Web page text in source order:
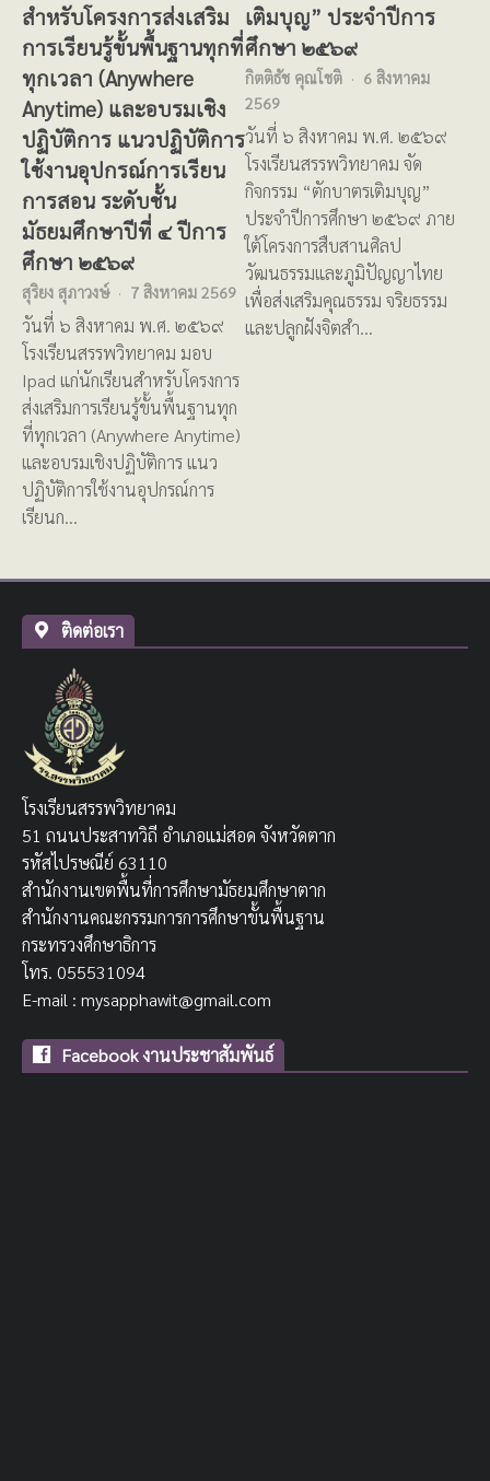
สำหรับโครงการส่งเสริม
การเรียนรู้ขั้นพื้นฐานทุกที่
ทุกเวลา (Anywhere
Anytime) และอบรมเชิง
ปฏิบัติการ แนวปฏิบัติการ
ใช้งานอุปกรณ์การเรียน
การสอน ระดับชั้น
มัธยมศึกษาปีที่ ๔ ปีการ
ศึกษา ๒๕๖๙
สุริยง สุภาวงษ์ 7 สิงหาคม 2569
วันที่ ๖ สิงหาคม พ.ศ. ๒๕๖๙
โรงเรียนสรรพวิทยาคม มอบ
Ipad แก่นักเรียนสำหรับโครงการ
ส่งเสริมการเรียนรู้ขั้นพื้นฐานทุก
ที่ทุกเวลา (Anywhere Anytime)
และอบรมเชิงปฏิบัติการ แนว
ปฏิบัติการใช้งานอุปกรณ์การ
เรียนก…
เติมบุญ” ประจำปีการ
ศึกษา ๒๕๖๙
กิตติธัช คุณโชติ
6 สิงหาคม
2569
วันที่ ๖ สิงหาคม พ.ศ. ๒๕๖๙
โรงเรียนสรรพวิทยาคม จัด
กิจกรรม “ตักบาตรเติมบุญ”
ประจำปีการศึกษา ๒๕๖๙ ภาย
ใต้โครงการสืบสานศิลป
วัฒนธรรมและภูมิปัญญาไทย
เพื่อส่งเสริมคุณธรรม จริยธรรม
และปลูกฝังจิตสำ…
ติดต่อเรา
โรงเรียนสรรพวิทยาคม
51 ถนนประสาทวิถี อำเภอแม่สอด จังหวัดตาก
รหัสไปรษณีย์ 63110
สำนักงานเขตพื้นที่การศึกษามัธยมศึกษาตาก
สำนักงานคณะกรรมการการศึกษาขั้นพื้นฐาน
กระทรวงศึกษาธิการ
โทร. 055531094
E-mail : mysapphawit@gmail.com
Facebook งานประชาสัมพันธ์